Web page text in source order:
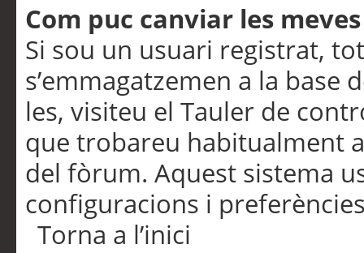
Com puc canviar les
Si sou un usuari registrat,
s’emmagatzemen a la
les, visiteu el Tauler de
que trobareu habitualment
del fòrum. Aquest sistema
configuracions i
Torna a l’inici